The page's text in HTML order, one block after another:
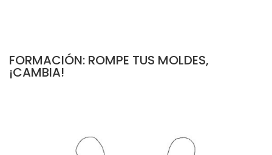
FORMACIÓN: ROMPE TUS MOLDES,
¡CAMBIA!